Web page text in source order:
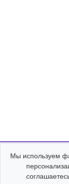
Мы используем